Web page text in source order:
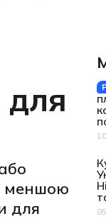
для
меншою
для